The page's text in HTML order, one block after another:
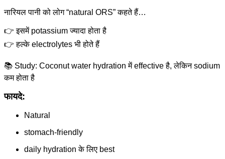
नारियल पानी को लोग “natural ORS” कहते हैं…
👉 इसमें potassium ज्यादा होता है
👉 हल्के electrolytes भी होते हैं
📚 Study: Coconut water hydration में effective है, लेकिन sodium
कम होता है
फायदे:
Natural
stomach-friendly
daily hydration के लिए best